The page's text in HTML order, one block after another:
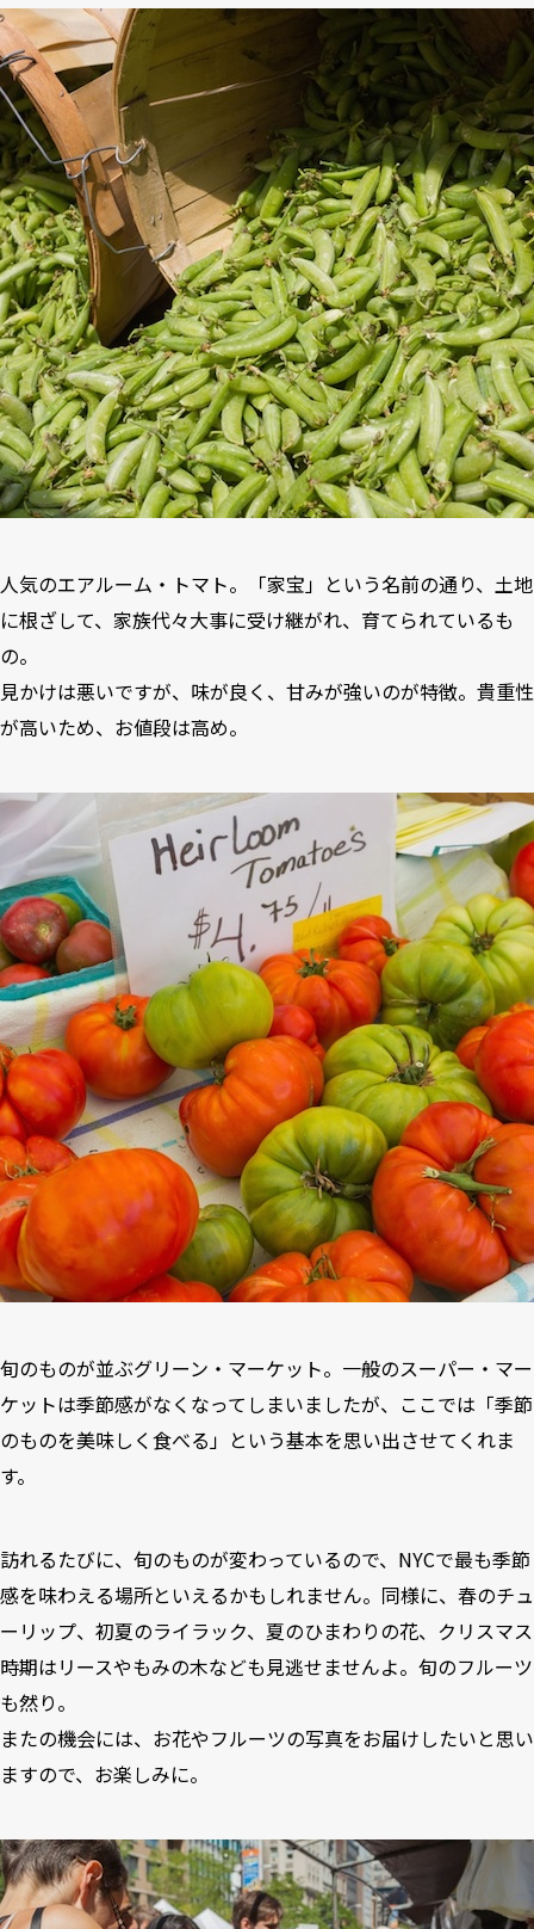
人気のエアルーム・トマト。「家宝」という名前の通り、土地
に根ざして、家族代々大事に受け継がれ、育てられているも
の。
見かけは悪いですが、味が良く、甘みが強いのが特徴。貴重性
が高いため、お値段は高め。
旬のものが並ぶグリーン・マーケット。一般のスーパー・マー
ケットは季節感がなくなってしまいましたが、ここでは「季節
のものを美味しく食べる」という基本を思い出させてくれま
す。
訪れるたびに、旬のものが変わっているので、NYCで最も季節
感を味わえる場所といえるかもしれません。同様に、春のチュ
ーリップ、初夏のライラック、夏のひまわりの花、クリスマス
時期はリースやもみの木なども見逃せませんよ。旬のフルーツ
も然り。
またの機会には、お花やフルーツの写真をお届けしたいと思い
ますので、お楽しみに。